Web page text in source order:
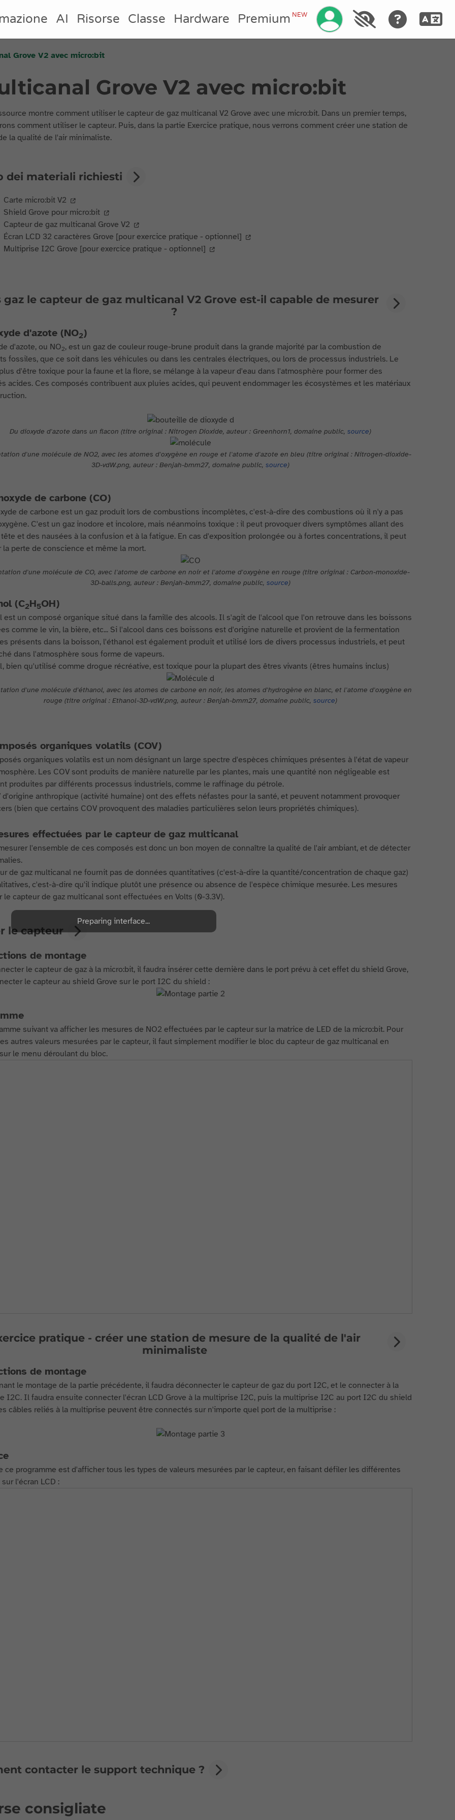
AI Risorse Classe Hardware PremiumNEW Gestisci il tuo account
Grove V2 avec micro:bit
Grove V2 avec micro:bit
montre comment utiliser le capteur de gaz multicanal V2 Grove avec une micro:bit. Dans un premier temps,
comment utiliser le capteur. Puis, dans la partie Exercice pratique, nous verrons comment créer une station de
la qualité de l'air minimaliste.
dei materiali richiesti
Carte micro:bit V2
Shield Grove pour micro:bit
Capteur de gaz multicanal Grove V2
Écran LCD 32 caractères Grove [pour exercice pratique - optionnel]
Multiprise I2C Grove [pour exercice pratique - optionnel]
gaz le capteur de gaz multicanal V2 Grove est-il capable de mesurer
?
d'azote (NO2)
d'azote, ou NO2, est un gaz de couleur rouge-brune produit dans la grande majorité par la combustion de
fossiles, que ce soit dans les véhicules ou dans les centrales électriques, ou lors de processus industriels. Le
d'être toxique pour la faune et la flore, se mélange à la vapeur d'eau dans l'atmosphère pour former des
acides. Ces composés contribuent aux pluies acides, qui peuvent endommager les écosystèmes et les matériaux
Du dioxyde d'azote dans un flacon (titre original : Nitrogen Dioxide, auteur : Greenhorn1, domaine public,source)
d'une molécule de NO2, avec les atomes d'oxygène en rouge et l'atome d'azote en bleu (titre original : Nitrogen-dioxide-
3D-vdW.png, auteur : Benjah-bmm27, domaine public,source)
de carbone (CO)
de carbone est un gaz produit lors de combustions incomplètes, c'est-à-dire des combustions où il n'y a pas
C'est un gaz inodore et incolore, mais néanmoins toxique : il peut provoquer divers symptômes allant des
et des nausées à la confusion et à la fatigue. En cas d'exposition prolongée ou à fortes concentrations, il peut
la perte de conscience et même la mort.
d'une molécule de CO, avec l'atome de carbone en noir et l'atome d'oxygène en rouge (titre original : Carbon-monoxide-
3D-balls.png, auteur : Benjah-bmm27, domaine public,source)
(C2H5OH)
est un composé organique situé dans la famille des alcools. Il s'agit de l'alcool que l'on retrouve dans les boissons
comme le vin, la bière, etc... Si l'alcool dans ces boissons est d'origine naturelle et provient de la fermentation
présents dans la boisson, l'éthanol est également produit et utilisé lors de divers processus industriels, et peut
dans l'atmosphère sous forme de vapeurs.
bien qu'utilisé comme drogue récréative, est toxique pour la plupart des êtres vivants (êtres humains inclus)
d'une molécule d'éthanol, avec les atomes de carbone en noir, les atomes d'hydrogène en blanc, et l'atome d'oxygène en
rouge (titre original : Ethanol-3D-vdW.png, auteur : Benjah-bmm27, domaine public,source)
organiques volatils (COV)
organiques volatils est un nom désignant un large spectre d'espèces chimiques présentes à l'état de vapeur
Les COV sont produits de manière naturelle par les plantes, mais une quantité non négligeable est
produites par différents processus industriels, comme le raffinage du pétrole.
d'origine anthropique (activité humaine) ont des effets néfastes pour la santé, et peuvent notamment provoquer
(bien que certains COV provoquent des maladies particulières selon leurs propriétés chimiques).
effectuées par le capteur de gaz multicanal
l'ensemble de ces composés est donc un bon moyen de connaître la qualité de l'air ambiant, et de détecter
de gaz multicanal ne fournit pas de données quantitatives (c'est-à-dire la quantité/concentration de chaque gaz)
c'est-à-dire qu'il indique plutôt une présence ou absence de l'espèce chimique mesurée. Les mesures
le capteur de gaz multicanal sont effectuées en Volts (0-3.3V).
le capteur
de montage
le capteur de gaz à la micro:bit, il faudra insérer cette dernière dans le port prévu à cet effet du shield Grove,
le capteur au shield Grove sur le port I2C du shield :
suivant va afficher les mesures de NO2 effectuées par le capteur sur la matrice de LED de la micro:bit. Pour
autres valeurs mesurées par le capteur, il faut simplement modifier le bloc du capteur de gaz multicanal en
le menu déroulant du bloc.
pratique - créer une station de mesure de la qualité de l'air
minimaliste
de montage
le montage de la partie précédente, il faudra déconnecter le capteur de gaz du port I2C, et le connecter à la
I2C. Il faudra ensuite connecter l'écran LCD Grove à la multiprise I2C, puis la multiprise I2C au port I2C du shield
câbles reliés à la multiprise peuvent être connectés sur n'importe quel port de la multiprise :
ce programme est d'afficher tous les types de valeurs mesurées par le capteur, en faisant défiler les différentes
l'écran LCD :
contacter le support technique ?
consigliate
Preparing interface...